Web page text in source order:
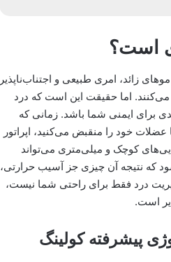
است؟
زائد، امری طبیعی و اجتناب‌ناپذیر
اما حقیقت این است که درد
برای ایمنی شما باشد. زمانی که
خود را منقبض می‌کنید، اپراتور
کوچک و میلی‌متری می‌تواند
که نتیجه آن چیزی جز آسیب حرارتی،
درد فقط برای راحتی شما نیست،
است.
پیشرفته کولینگ